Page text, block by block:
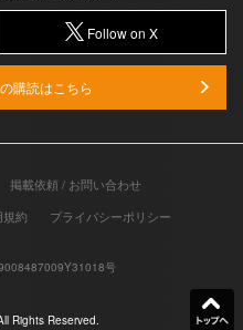
Follow on X
購読はこちら
掲載依頼 / お問い合わせ
約 プライバシーポリシー
号
Rights Reserved.